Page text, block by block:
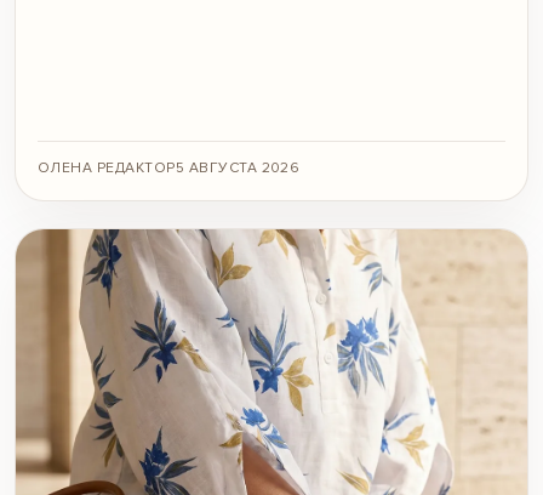
ОЛЕНА РЕДАКТОР5 АВГУСТА 2026